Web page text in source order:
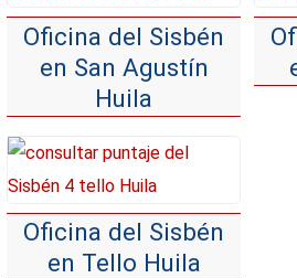
Oficina del Sisbén
en San Agustín
Huila
Oficina del Sisbén
en Tello Huila